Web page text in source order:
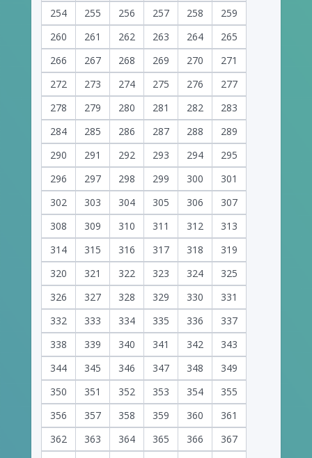
254
255 256 257 258
259
260
261 262 263 264
265
266
267 268 269 270
271
272
273 274 275 276
277
278
279 280 281 282
283
284
285 286 287 288
289
290
291 292 293 294
295
296
297 298 299 300
301
302
303 304 305 306
307
308
309 310 311 312
313
314
315 316 317 318
319
320
321 322 323 324
325
326
327 328 329 330
331
332
333 334 335 336
337
338
339 340 341 342
343
344
345 346 347 348
349
350
351 352 353 354
355
356
357 358 359 360
361
362
363 364 365 366
367